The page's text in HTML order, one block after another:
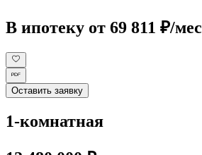
В ипотеку от 69 811 ₽/мес
Оставить заявку
1-комнатная